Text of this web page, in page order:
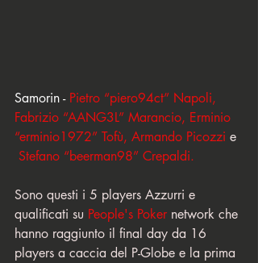
Samorin - Pietro “piero94ct” Napoli,
Fabrizio “AANG3L” Marancio, Erminio
“erminio1972” Tofù, Armando Picozzi e
Stefano “beerman98” Crepaldi.
Sono questi i 5 players Azzurri e
qualificati su People's Poker network che
hanno raggiunto il final day da 16
players a caccia del P-Globe e la prima